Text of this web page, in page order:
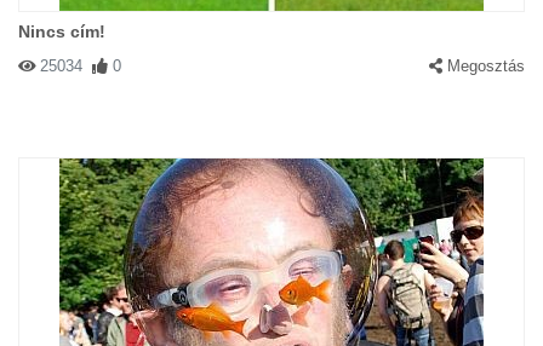
Nincs cím!
25034 0 Megosztás